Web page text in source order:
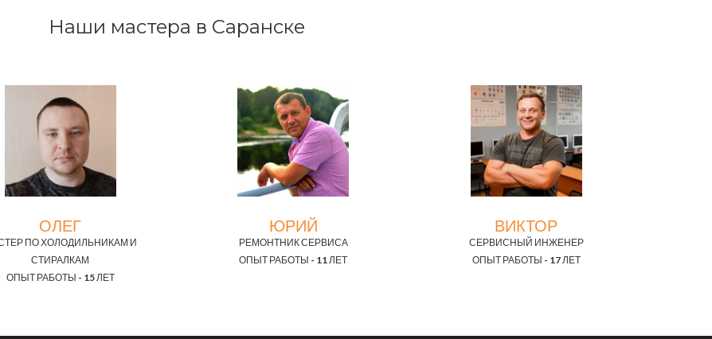
Наши мастера в Саранске
ОЛЕГ
ПО ХОЛОДИЛЬНИКАМ И
СТИРАЛКАМ
ОПЫТ РАБОТЫ - 15 ЛЕТ
ЮРИЙ
РЕМОНТНИК СЕРВИСА
ОПЫТ РАБОТЫ - 11 ЛЕТ
ВИКТОР
СЕРВИСНЫЙ ИНЖЕНЕР
ОПЫТ РАБОТЫ - 17 ЛЕТ